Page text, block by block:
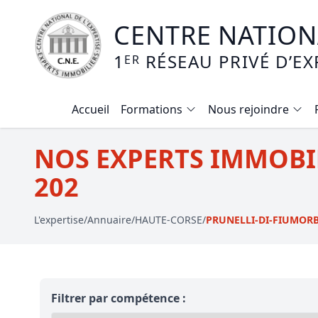
CENTRE
1 ER RÉSEAU PRIVÉ
Accueil
Formations
Formation expertise immobilière /
Expertise viager
Expertise terrains agricoles,
Nous rejoindre
NOS EXPERTS
202
L'expertise/Annuaire/HAUTE-CORSE/PRUNELLI-DI-
Filtrer par compétence :